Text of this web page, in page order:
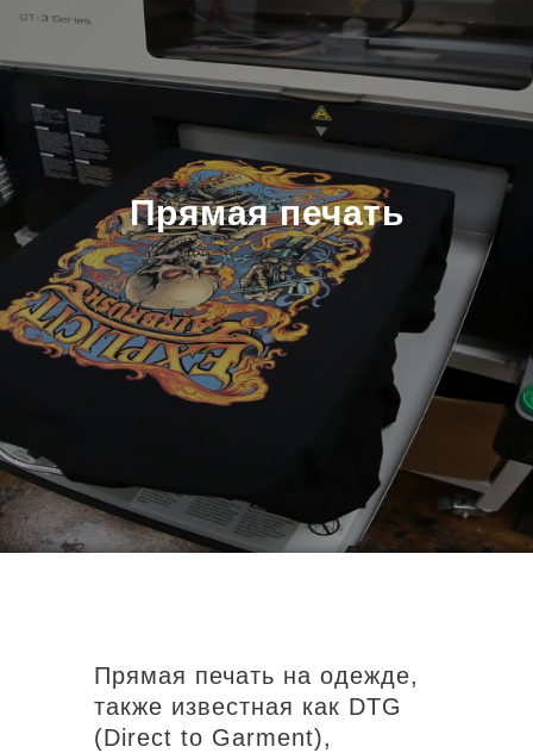
Прямая печать
Прямая печать на одежде,
также известная как DTG
(Direct to Garment),